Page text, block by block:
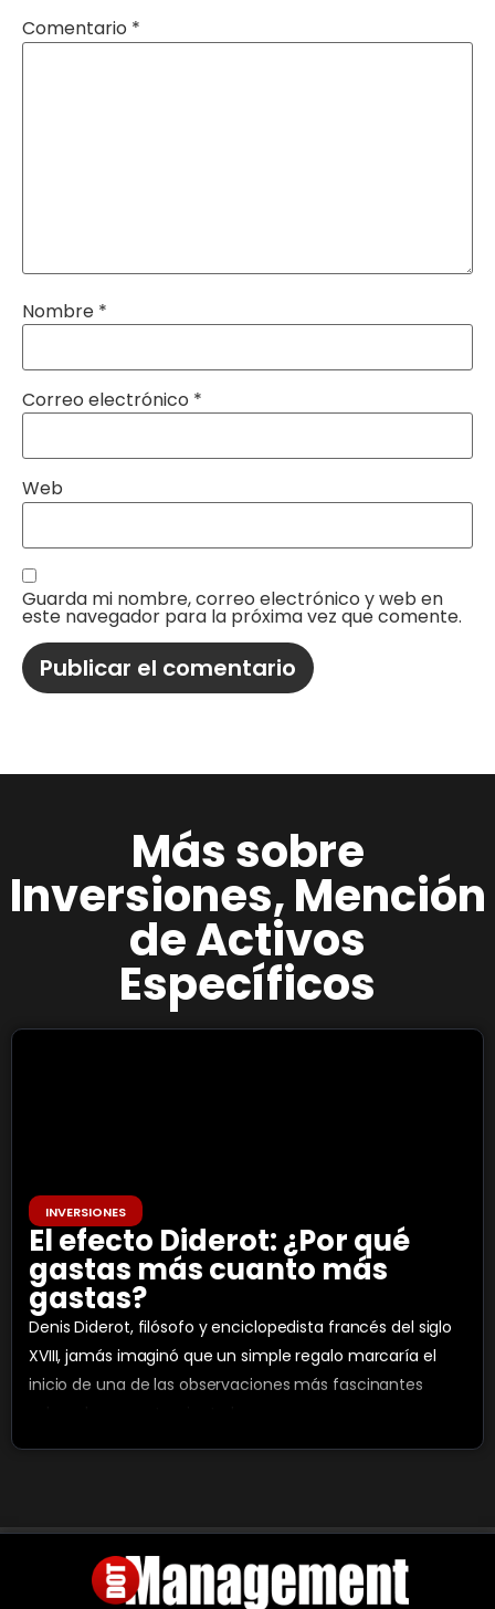
Comentario *
Nombre *
Correo electrónico *
Web
Guarda mi nombre, correo electrónico y web en
este navegador para la próxima vez que comente.
Más sobre
Inversiones,Mención
de Activos
Específicos
INVERSIONES
El efecto Diderot: ¿Por qué
gastas más cuanto más
gastas?
Denis Diderot, filósofo y enciclopedista francés del siglo
XVIII, jamás imaginó que un simple regalo marcaría el
inicio de una de las observaciones más fascinantes